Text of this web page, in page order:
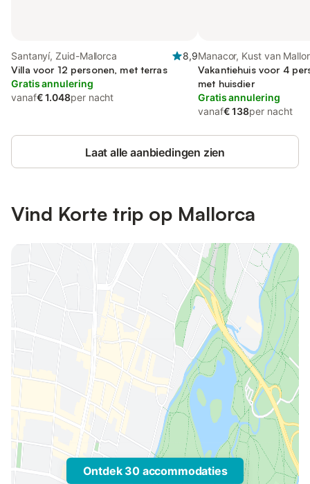
Santanyí, Zuid-Mallorca
8,9
Villa voor 12 personen, met terras
Gratis annulering
vanaf€ 1.048per nacht
Manacor, Kust van
Vakantiehuis voor 4
met huisdier
Gratis annulering
vanaf€ 138per nacht
Laat alle aanbiedingen zien
Vind Korte trip op Mallorca
Ontdek 30 accommodaties